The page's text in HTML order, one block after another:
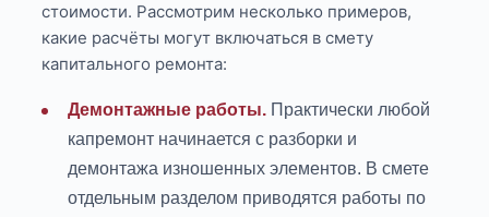
стоимости. Рассмотрим несколько примеров,
какие расчёты могут включаться в смету
капитального ремонта:
Демонтажные работы. Практически любой
капремонт начинается с разборки и
демонтажа изношенных элементов. В смете
отдельным разделом приводятся работы по